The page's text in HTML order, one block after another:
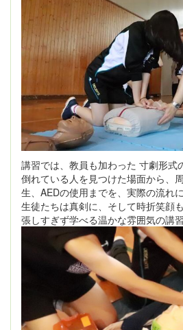
講習では、教員も加わった 寸劇形式
倒れている人を見つけた場面から、
生、AEDの使用までを、実際の流れ
生徒たちは真剣に、そして時折笑顔
張しすぎず学べる温かな雰囲気の講